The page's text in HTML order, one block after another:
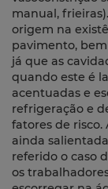
manual,
origem na
pavimento,
já que as
quando este é
acentuadas e
refrigeração e
fatores de
ainda
referido o caso
os